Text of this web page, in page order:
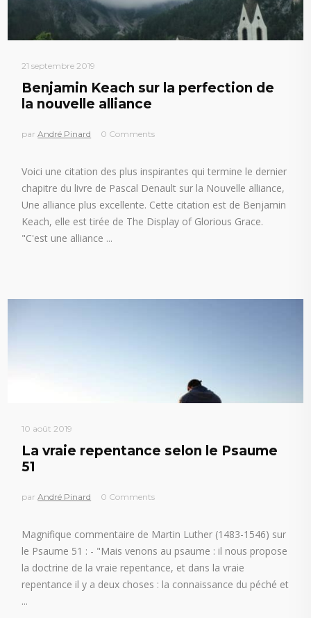
21 septembre 2019
Benjamin Keach sur la perfection de
la nouvelle alliance
parAndré Pinard 0 Comments
Voici une citation des plus inspirantes qui termine le dernier
chapitre du livre de Pascal Denault sur la Nouvelle alliance,
Une alliance plus excellente. Cette citation est de Benjamin
Keach, elle est tirée de The Display of Glorious Grace.
"C'est une alliance
10 août 2019
La vraie repentance selon le Psaume
51
parAndré Pinard 0 Comments
Magnifique commentaire de Martin Luther (1483-1546) sur
le Psaume 51 : - "Mais venons au psaume : il nous propose
la doctrine de la vraie repentance, et dans la vraie
repentance il y a deux choses : la connaissance du péché et